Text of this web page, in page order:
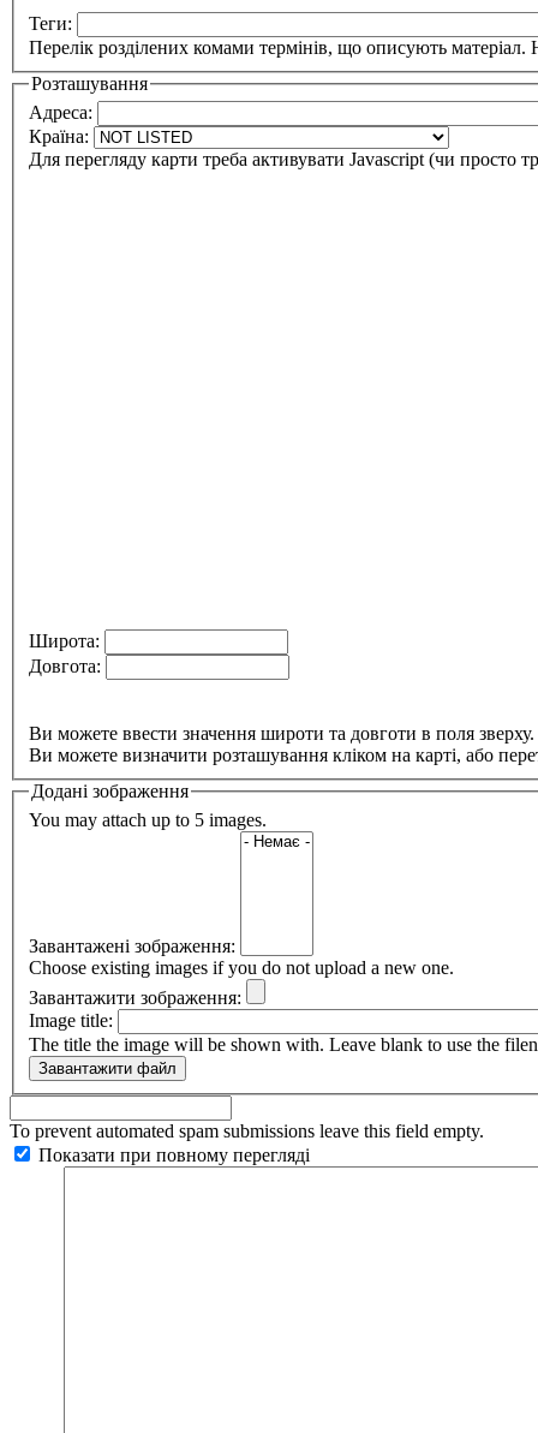
Теги:
Перелік розділених комами термінів, що описують
Розташування
Адреса:
Країна:
Для перегляду карти треба активувати Javascript (чи просто
Широта:
Довгота:
Ви можете ввести значення широти та довготи в поля зверху.
Ви можете визначити розташування кліком на карті, або
Додані зображення
You may attach up to 5 images.
Завантажені зображення:
Choose existing images if you do not upload a new one.
Завантажити зображення:
Image title:
The title the image will be shown with. Leave blank to use the
To prevent automated spam submissions leave this field empty.
Показати при повному перегляді